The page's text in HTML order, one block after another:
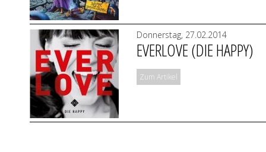
Donnerstag, 27.02.2014
EVERLOVE (DIE HAPPY)
Zum Artikel